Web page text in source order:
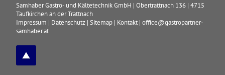
Samhaber Gastro- und Kältetechnik GmbH |Obertrattnach 136 |4715
Taufkirchen an der Trattnach
Impressum | Datenschutz |Sitemap | Kontakt |office@gastropartner-
samhaber.at